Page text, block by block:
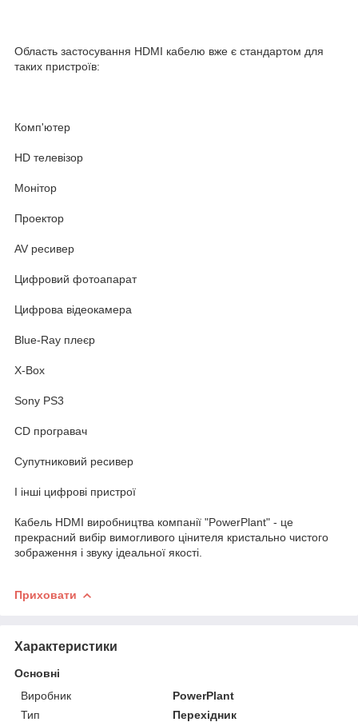
Область застосування HDMI кабелю вже є стандартом для
таких пристроїв:
Комп'ютер
HD телевізор
Монітор
Проектор
AV ресивер
Цифровий фотоапарат
Цифрова відеокамера
Blue-Ray плеєр
X-Box
Sony PS3
CD програвач
Супутниковий ресивер
І інші цифрові пристрої
Кабель HDMI виробництва компанії "PowerPlant" - це
прекрасний вибір вимогливого цінителя кристально чистого
зображення і звуку ідеальної якості.
Приховати
Характеристики
Основні
Виробник
PowerPlant
Тип
Перехідник